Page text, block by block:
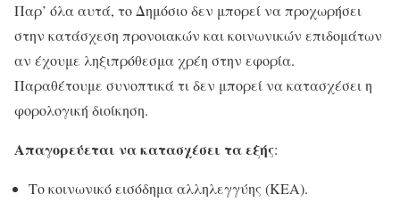
Παρ’ όλα αυτά, το Δημόσιο δεν μπορεί να προχωρήσει
στην κατάσχεση προνοιακών και κοινωνικών επιδομάτων
αν έχουμε ληξιπρόθεσμα χρέη στην εφορία.
Παραθέτουμε συνοπτικά τι δεν μπορεί να κατασχέσει η
φορολογική διοίκηση.
Απαγορεύεται να κατασχέσει τα εξής:
Το κοινωνικό εισόδημα αλληλεγγύης (ΚΕΑ).